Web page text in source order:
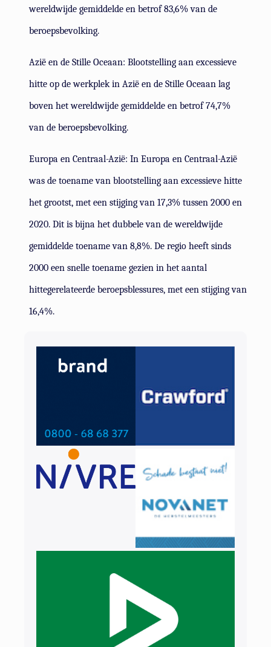
wereldwijde gemiddelde en betrof 83,6% van de
beroepsbevolking.
Azië en de Stille Oceaan: Blootstelling aan excessieve
hitte op de werkplek in Azië en de Stille Oceaan lag
boven het wereldwijde gemiddelde en betrof 74,7%
van de beroepsbevolking.
Europa en Centraal-Azië: In Europa en Centraal-Azië
was de toename van blootstelling aan excessieve hitte
het grootst, met een stijging van 17,3% tussen 2000 en
2020. Dit is bijna het dubbele van de wereldwijde
gemiddelde toename van 8,8%. De regio heeft sinds
2000 een snelle toename gezien in het aantal
hittegerelateerde beroepsblessures, met een stijging van
16,4%.